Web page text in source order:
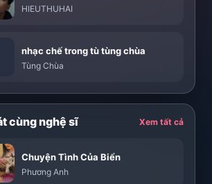
HIEUTHUHAI
nhạc chế trong tù tùng chùa
Tùng Chùa
cùng nghệ sĩ Xem tất cả
Chuyện Tình Của Biển
Phương Anh